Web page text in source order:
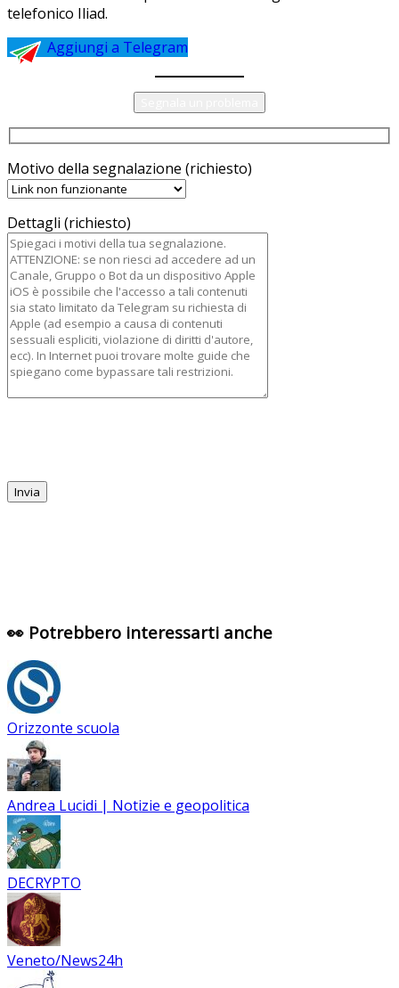
telefonico Iliad.
Aggiungi a Telegram
Motivo della segnalazione (richiesto)
Dettagli (richiesto)
👀 Potrebbero interessarti anche
Orizzonte scuola
Andrea Lucidi | Notizie e geopolitica
DECRYPTO
Veneto/News24h